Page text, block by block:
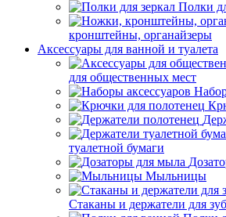
Полки
кронштейны, органайзеры
Аксессуары для ванной и туалета
для общественных мест
туалетной бумаги
Мыльницы
Стаканы и держатели для